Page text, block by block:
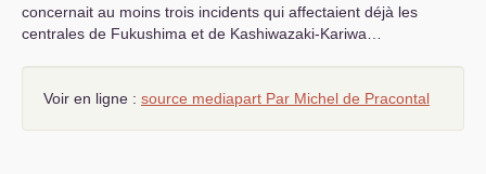
concernait au moins trois incidents qui affectaient déjà les
centrales de Fukushima et de Kashiwazaki-Kariwa…
Voir en ligne : source mediapart Par Michel de Pracontal